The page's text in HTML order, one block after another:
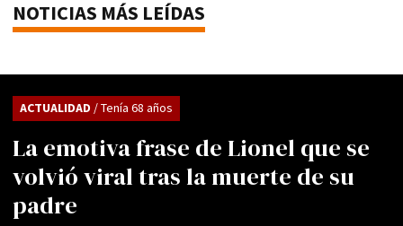
NOTICIAS MÁS LEÍDAS
La emotiva frase de Lionel que se
volvió viral tras la muerte de su
padre
ACTUALIDAD / Tenía 68 años